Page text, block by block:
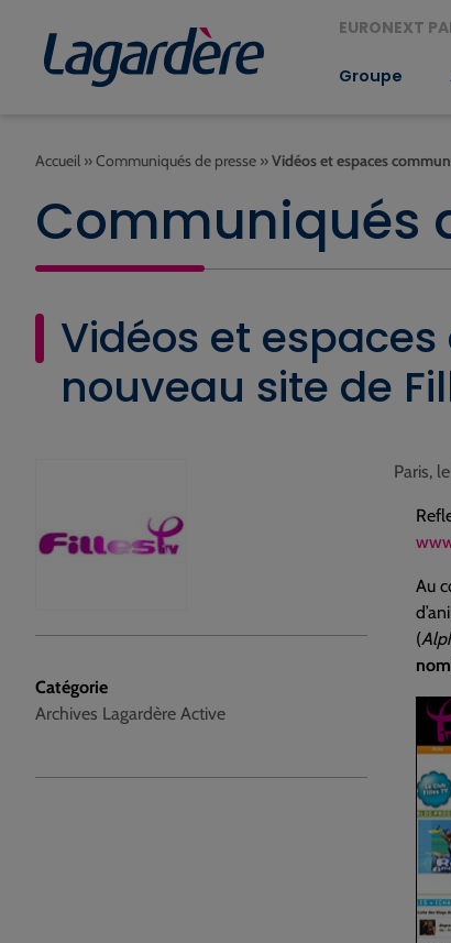
EURONEXT
Groupe
Accueil »Communiqués de presse »Vidéos et espaces
Communiqués
Vidéos et
nouveau site de
Catégorie
Archives Lagardère Active
Paris,
Au
(